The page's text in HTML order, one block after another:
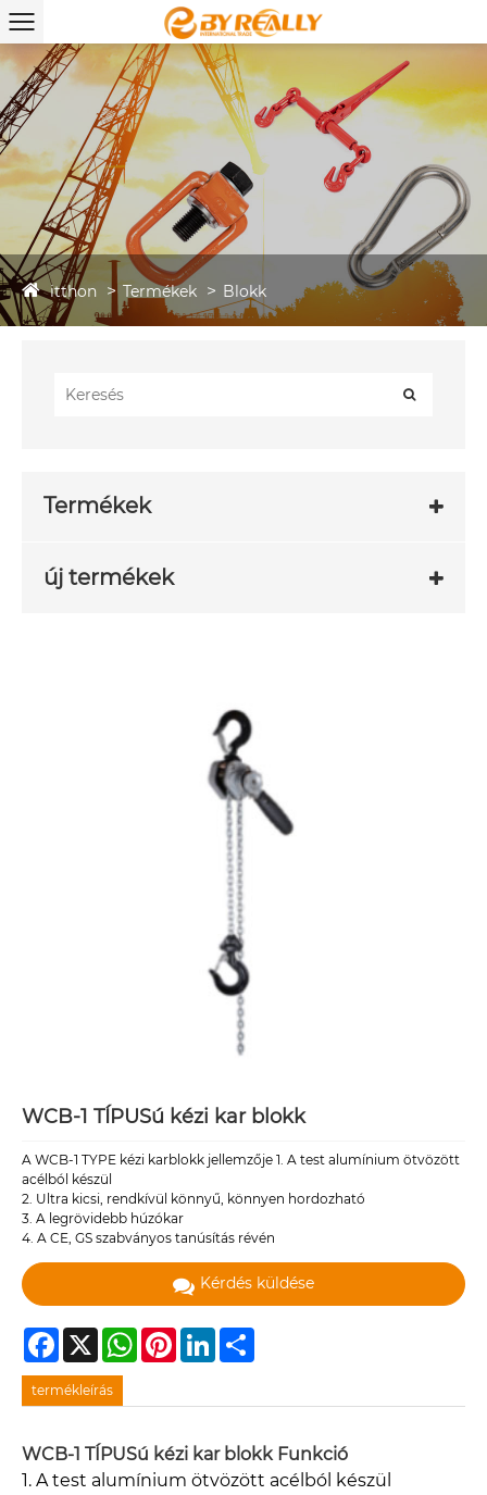
itthon Termékek Blokk
Termékek
új termékek
WCB-1 TÍPUSú kézi kar blokk
A WCB-1 TYPE kézi karblokk jellemzője 1. A test alumínium ötvözött
acélból készül
2. Ultra kicsi, rendkívül könnyű, könnyen hordozható
3. A legrövidebb húzókar
4. A CE, GS szabványos tanúsítás révén
Kérdés küldése
Facebook
X WhatsAppPinterestLinkedIn
termékleírás
WCB-1 TÍPUSú kézi kar blokk Funkció
1. A test alumínium ötvözött acélból készül